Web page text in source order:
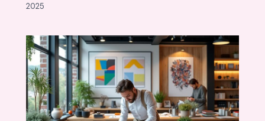
2025